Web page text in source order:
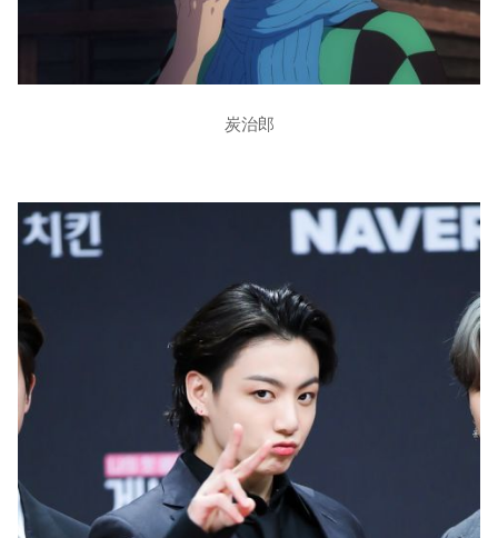
炭治郎